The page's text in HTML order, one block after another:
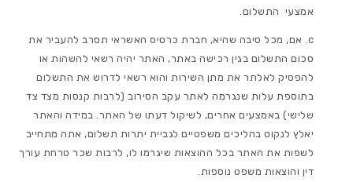
אמצעי התשלום.
אם, מכל סיבה שהיא, חברת כרטיס האשראי תסרב להעביר את
סכום התשלום בגין רכישה באתר, האתר יהיה רשאי להשהות או
להפסיק לאלתר את מתן השירות והוא רשאי לדרוש את התשלום
בתוספת עלות שנגרמה לאתר עקב הסירוב (לרבות קנסות מצד צד
שלישי) באמצעים אחרים, לשיקול דעתו של האתר. במידה והאתר
יאלץ לנקוט בהליכים משפטיים לגביית יתרות תשלום, אתה מתחייב
לשפות את האתר בכל ההוצאות שיגרמו לו, לרבות שכר טרחת עורך
דין והוצאות משפט נוספות.